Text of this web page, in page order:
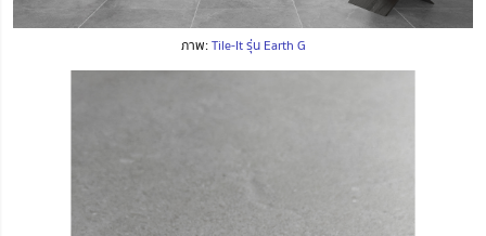
ภาพ:Tile-It รุ่น Earth G